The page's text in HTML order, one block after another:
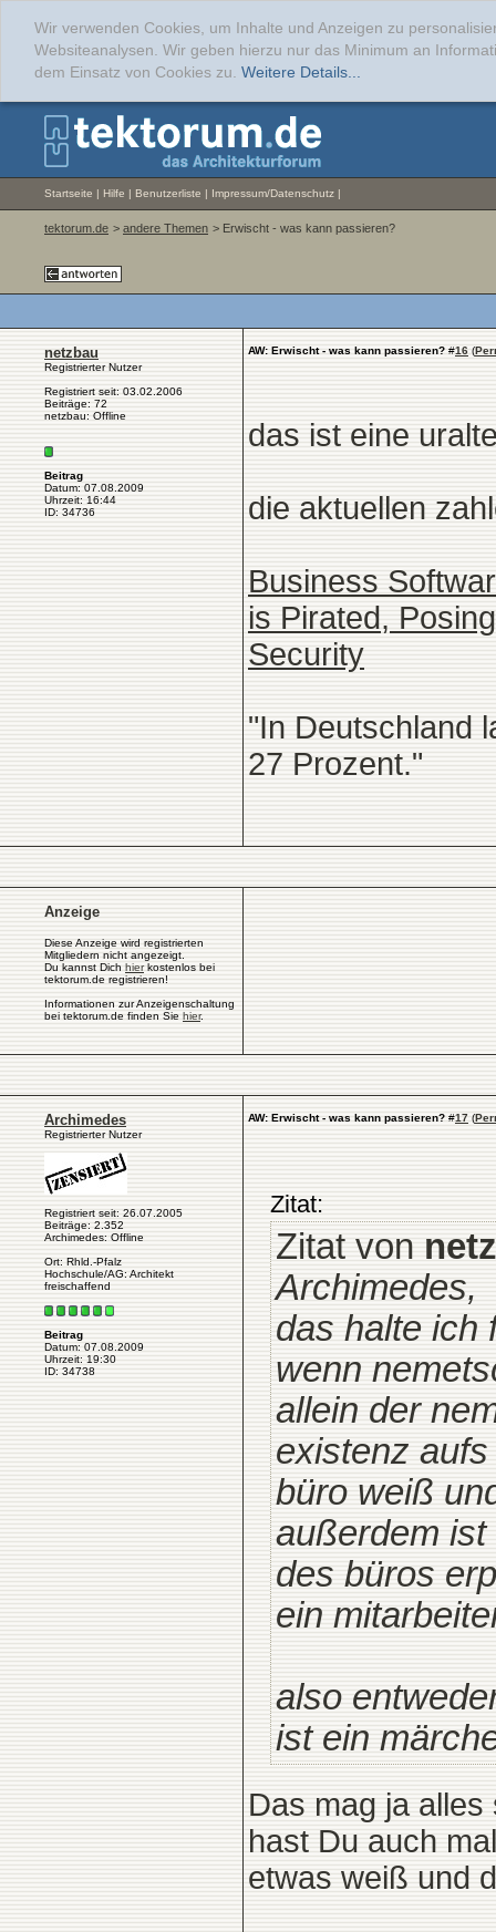
Wir verwenden Cookies, um Inhalte und Anzeigen zu
Websiteanalysen. Wir geben hierzu nur das Minimum an
dem Einsatz von Cookies zu. Weitere Details...
Startseite | Hilfe | Benutzerliste | Impressum/Datenschutz |
tektorum.de > andere Themen > Erwischt - was kann passieren?
netzbau
Registrierter Nutzer
Registriert seit: 03.02.2006
Beiträge: 72
netzbau: Offline
Beitrag
Datum: 07.08.2009
Uhrzeit: 16:44
ID: 34736
AW: Erwischt - was kann passieren? #16 (
das ist eine
die aktuellen
Business
is Pirated,
Security
"In Deutschland
27 Prozent."
Anzeige
Diese Anzeige wird registrierten
Mitgliedern nicht angezeigt.
Du kannst Dich hierkostenlos bei
tektorum.de registrieren!
Informationen zur Anzeigenschaltung
bei tektorum.de finden Sie hier.
Archimedes
Registrierter Nutzer
Registriert seit: 26.07.2005
Beiträge: 2.352
Archimedes: Offline
Ort: Rhld.-Pfalz
Hochschule/AG: Architekt
freischaffend
Beitrag
Datum: 07.08.2009
Uhrzeit: 19:30
ID: 34738
AW: Erwischt - was kann passieren? #17 (
Zitat:
Zitat von
Archimedes,
das halte ich
wenn
allein der
existenz
büro weiß
außerdem
des büros
ein
also
ist ein
Das mag ja
hast Du auch
etwas weiß und